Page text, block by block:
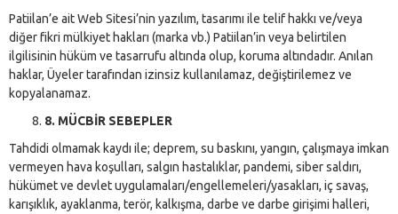
Patiilan’e ait Web Sitesi’nin yazılım, tasarımı ile telif hakkı ve/veya
diğer fikri mülkiyet hakları (marka vb.) Patiilan’in veya belirtilen
ilgilisinin hüküm ve tasarrufu altında olup, koruma altındadır. Anılan
haklar, Üyeler tarafından izinsiz kullanılamaz, değiştirilemez ve
kopyalanamaz.
8. MÜCBİR SEBEPLER
Tahdidi olmamak kaydı ile; deprem, su baskını, yangın, çalışmaya imkan
vermeyen hava koşulları, salgın hastalıklar, pandemi, siber saldırı,
hükümet ve devlet uygulamaları/engellemeleri/yasakları, iç savaş,
karışıklık, ayaklanma, terör, kalkışma, darbe ve darbe girişimi halleri,